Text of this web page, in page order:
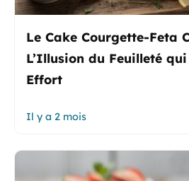
Le Cake Courgette-Feta
L’Illusion du Feuilleté
Effort
Il y a 2 mois